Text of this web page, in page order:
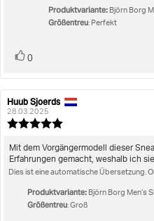
Produktvariante: Björn Borg
Größentreu: Perfekt
Stimme
0
Autor
der
Rezension:
Huub Sjoerds
28.03.2025
von
5
Sternen
Rezensionstext:
Mit dem Vorgängermodell dieser
Erfahrungen gemacht, weshalb ich
Dies ist eine automatische Übersetzung.
Produktvariante: Björn Borg Men’s
Größentreu: Groß